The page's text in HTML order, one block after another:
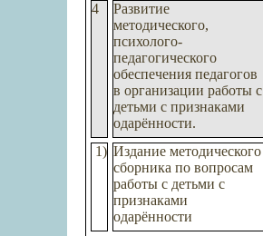
4
Развитие
методического,
психолого-
педагогического
обеспечения педагогов
в организации работы с
детьми с признаками
одарённости.
1) Издание методического
сборника по вопросам
работы с детьми с
признаками
одарённости